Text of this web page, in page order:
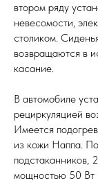
втором ряду
невесомости,
столиком.
возвращаются в
касание.
В автомобиле
рециркуляцией
Имеется
из кожи Наппа.
подстаканников,
мощностью 50 Вт